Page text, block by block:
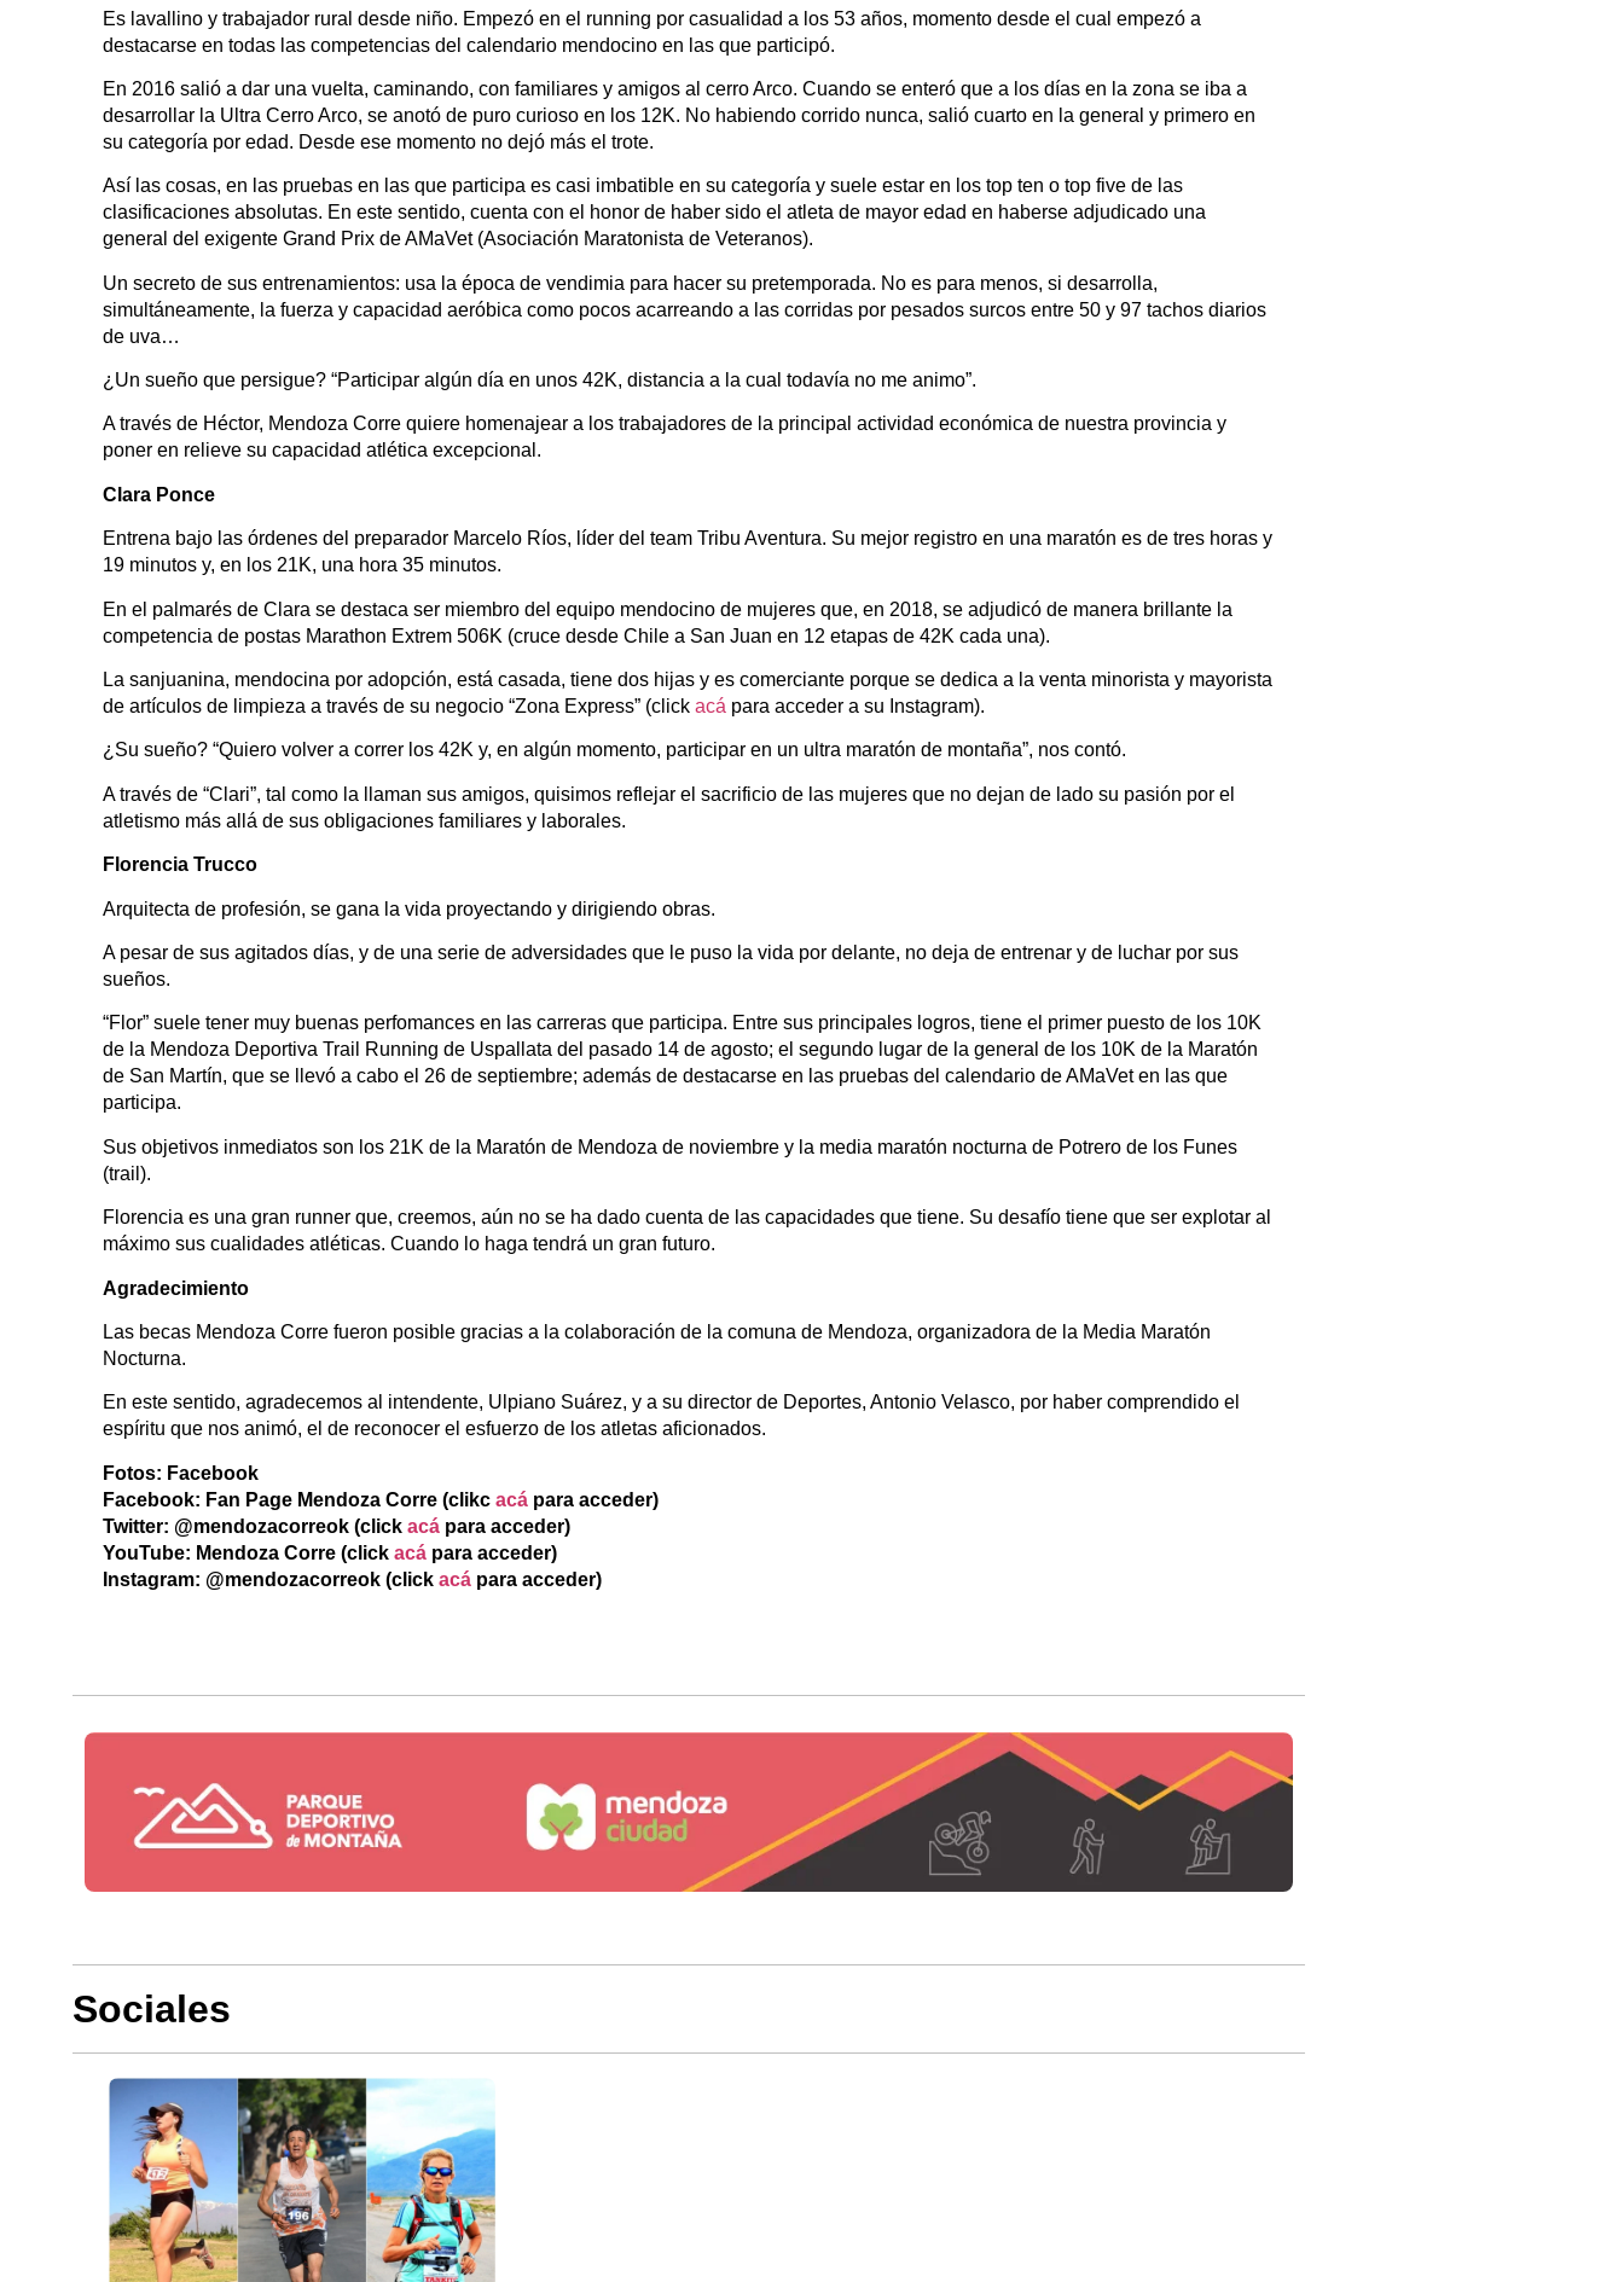
Es lavallino y trabajador rural desde niño. Empezó en el running por casualidad a los 53 años, momento desde el cual empezó a
destacarse en todas las competencias del calendario mendocino en las que participó.
En 2016 salió a dar una vuelta, caminando, con familiares y amigos al cerro Arco. Cuando se enteró que a los días en la zona se iba a
desarrollar la Ultra Cerro Arco, se anotó de puro curioso en los 12K. No habiendo corrido nunca, salió cuarto en la general y primero en
su categoría por edad. Desde ese momento no dejó más el trote.
Así las cosas, en las pruebas en las que participa es casi imbatible en su categoría y suele estar en los top ten o top five de las
clasificaciones absolutas. En este sentido, cuenta con el honor de haber sido el atleta de mayor edad en haberse adjudicado una
general del exigente Grand Prix de AMaVet (Asociación Maratonista de Veteranos).
Un secreto de sus entrenamientos: usa la época de vendimia para hacer su pretemporada. No es para menos, si desarrolla,
simultáneamente, la fuerza y capacidad aeróbica como pocos acarreando a las corridas por pesados surcos entre 50 y 97 tachos diarios
de uva…
¿Un sueño que persigue? “Participar algún día en unos 42K, distancia a la cual todavía no me animo”.
A través de Héctor, Mendoza Corre quiere homenajear a los trabajadores de la principal actividad económica de nuestra provincia y
poner en relieve su capacidad atlética excepcional.
Clara Ponce
Entrena bajo las órdenes del preparador Marcelo Ríos, líder del team Tribu Aventura. Su mejor registro en una maratón es de tres horas y
19 minutos y, en los 21K, una hora 35 minutos.
En el palmarés de Clara se destaca ser miembro del equipo mendocino de mujeres que, en 2018, se adjudicó de manera brillante la
competencia de postas Marathon Extrem 506K (cruce desde Chile a San Juan en 12 etapas de 42K cada una).
La sanjuanina, mendocina por adopción, está casada, tiene dos hijas y es comerciante porque se dedica a la venta minorista y mayorista
de artículos de limpieza a través de su negocio “Zona Express” (click acá para acceder a su Instagram).
¿Su sueño? “Quiero volver a correr los 42K y, en algún momento, participar en un ultra maratón de montaña”, nos contó.
A través de “Clari”, tal como la llaman sus amigos, quisimos reflejar el sacrificio de las mujeres que no dejan de lado su pasión por el
atletismo más allá de sus obligaciones familiares y laborales.
Florencia Trucco
Arquitecta de profesión, se gana la vida proyectando y dirigiendo obras.
A pesar de sus agitados días, y de una serie de adversidades que le puso la vida por delante, no deja de entrenar y de luchar por sus
sueños.
“Flor” suele tener muy buenas perfomances en las carreras que participa. Entre sus principales logros, tiene el primer puesto de los 10K
de la Mendoza Deportiva Trail Running de Uspallata del pasado 14 de agosto; el segundo lugar de la general de los 10K de la Maratón
de San Martín, que se llevó a cabo el 26 de septiembre; además de destacarse en las pruebas del calendario de AMaVet en las que
participa.
Sus objetivos inmediatos son los 21K de la Maratón de Mendoza de noviembre y la media maratón nocturna de Potrero de los Funes
(trail).
Florencia es una gran runner que, creemos, aún no se ha dado cuenta de las capacidades que tiene. Su desafío tiene que ser explotar al
máximo sus cualidades atléticas. Cuando lo haga tendrá un gran futuro.
Agradecimiento
Las becas Mendoza Corre fueron posible gracias a la colaboración de la comuna de Mendoza, organizadora de la Media Maratón
Nocturna.
En este sentido, agradecemos al intendente, Ulpiano Suárez, y a su director de Deportes, Antonio Velasco, por haber comprendido el
espíritu que nos animó, el de reconocer el esfuerzo de los atletas aficionados.
Fotos: Facebook
Facebook: Fan Page Mendoza Corre (clikc acá para acceder)
Twitter: @mendozacorreok (click acá para acceder)
YouTube: Mendoza Corre (click acá para acceder)
Instagram: @mendozacorreok (click acá para acceder)
Sociales